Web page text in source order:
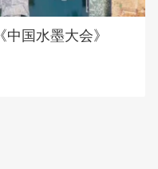
《中国水墨大会》